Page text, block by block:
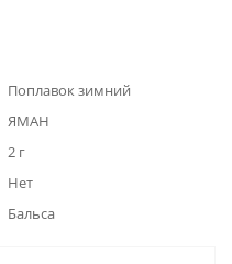
Поплавок зимний
ЯМАН
2 г
Нет
Бальса